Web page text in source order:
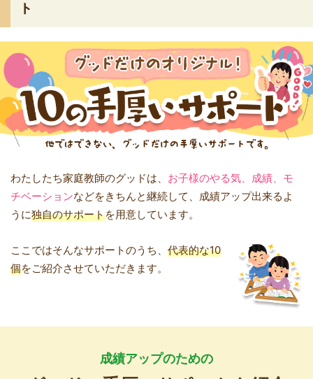
ト
わたしたち家庭教師のグッドは、 お子様のやる気、成績、モ
チベーションなどをきちんと継続して、成績アップ出来るよ
うに独自のサポートを用意しています。
ここではそんなサポートのうち、 代表的な10
個をご紹介させていただきます。
成績アップのための